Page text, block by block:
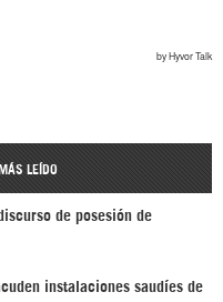
MÁS LEÍDO
de posesión de
instalaciones saudíes de